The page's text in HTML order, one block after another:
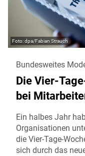
dpa/Fabian Strauch
Bundesweites
Die Vier-
bei
Ein halbes Jahr
Organisationen
die Vier-Tage-
sich durch das